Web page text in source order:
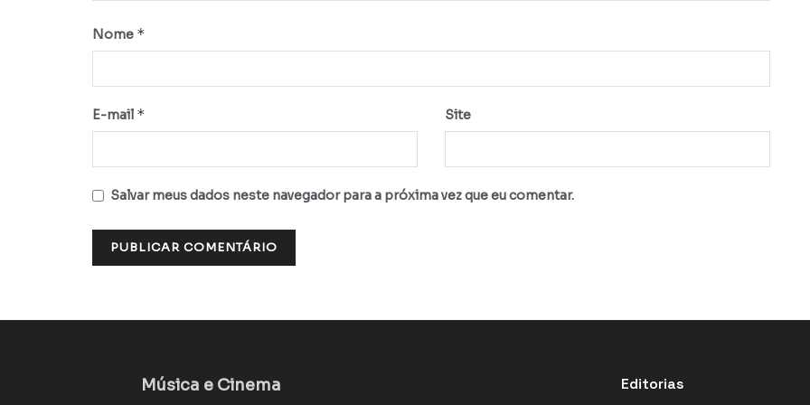
Nome *
E-mail * Site
Salvar meus dados neste navegador para a próxima vez que eu comentar.
Música e Cinema Editorias